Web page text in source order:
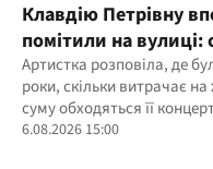
Клавдію Петрівну
помітили на вулиці:
подробиці свого
Артистка розповіла, де
роки, скільки витрачає
суму обходяться її
6.08.2026 15:00